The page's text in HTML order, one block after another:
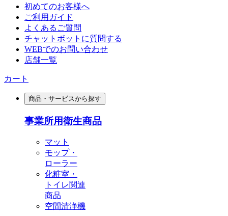
初めてのお客様へ
ご利用ガイド
よくあるご質問
チャットボットに質問する
WEBでのお問い合わせ
店舗一覧
カート
商品・サービスから探す
事業所用衛生商品
マット
モップ・
ローラー
化粧室・
トイレ関連
商品
空間清浄機